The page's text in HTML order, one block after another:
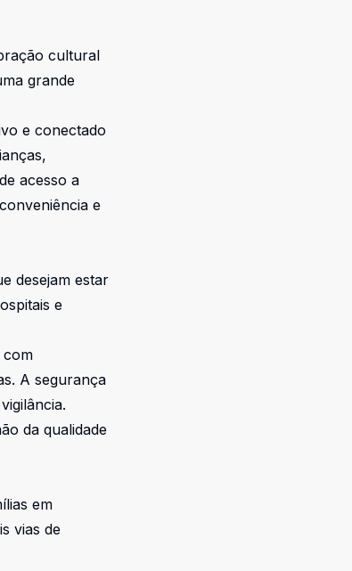
cultural
grande
e conectado
acesso a
e
desejam estar
e
com
A segurança
da qualidade
em
vias de